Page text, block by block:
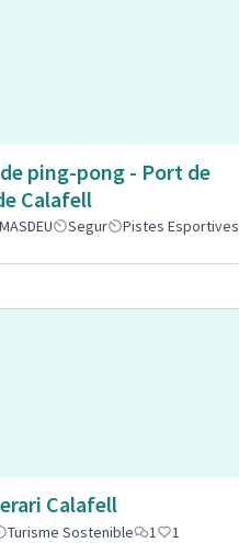
ping-pong - Port de
Calafell
Segur Pistes Esportives
Calafell
Turisme Sostenible 1 1